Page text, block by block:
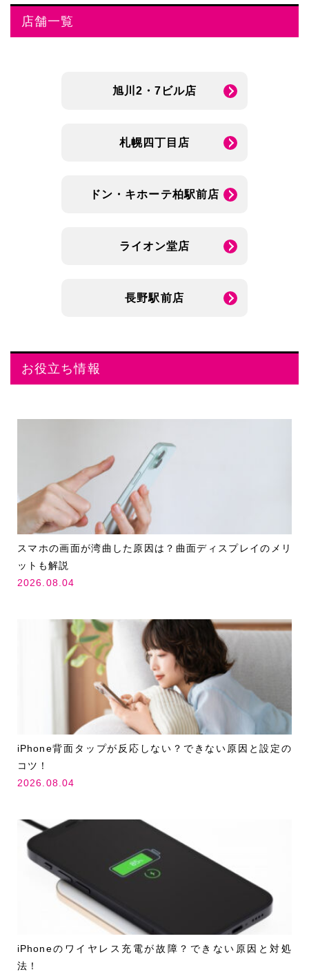
店舗一覧
旭川2・7ビル店
札幌四丁目店
ドン・キホーテ柏駅前店
ライオン堂店
長野駅前店
お役立ち情報
スマホの画面が湾曲した原因は？曲面ディスプレイのメリ
ットも解説
2026.08.04
iPhone背面タップが反応しない？できない原因と設定の
コツ！
2026.08.04
iPhoneのワイヤレス充電が故障？できない原因と対処
法！